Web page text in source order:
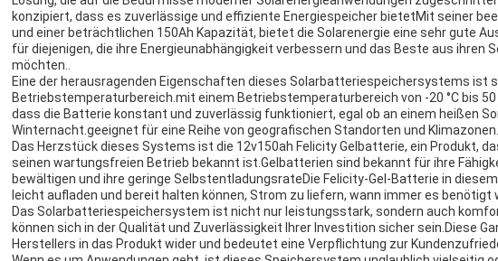
konzipiert, dass es zuverlässige und effiziente Energiespeicher bietetMit seiner
und einer beträchtlichen 150Ah Kapazität, bietet die Solarenergie eine sehr gute
für diejenigen, die ihre Energieunabhängigkeit verbessern und das Beste aus ihren
möchten..
Eine der herausragenden Eigenschaften dieses Solarbatteriespeichersystems ist
Betriebstemperaturbereich.mit einem Betriebstemperaturbereich von -20 °C bis
dass die Batterie konstant und zuverlässig funktioniert, egal ob an einem heißen
Winternacht.geeignet für eine Reihe von geografischen Standorten und Klimazonen.
Das Herzstück dieses Systems ist die 12v150ah Felicity Gelbatterie, ein Produkt,
seinen wartungsfreien Betrieb bekannt ist.Gelbatterien sind bekannt für ihre
bewältigen und ihre geringe SelbstentladungsrateDie Felicity-Gel-Batterie in
leicht aufladen und bereit halten können, Strom zu liefern, wann immer es benötigt
Das Solarbatteriespeichersystem ist nicht nur leistungsstark, sondern auch
können sich in der Qualität und Zuverlässigkeit Ihrer Investition sicher sein.Diese
Herstellers in das Produkt wider und bedeutet eine Verpflichtung zur